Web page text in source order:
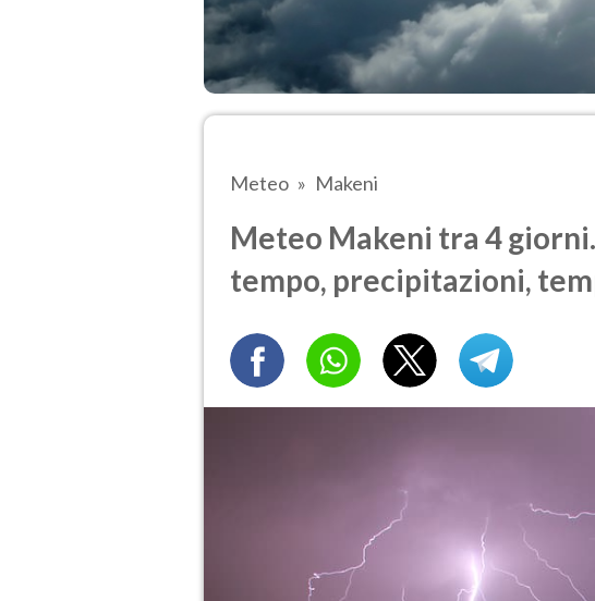
Meteo Makeni
Meteo Makeni tra 4
tempo, precipitazioni,